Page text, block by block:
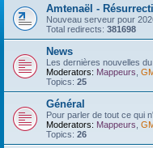
Amtenaël -
Nouveau serveur pour
Total redirects: 381698
News
Les dernières nouvelles
Moderators: Mappeurs
Topics: 25
Général
Pour parler de tout ce qui
Moderators: Mappeurs
Topics: 26